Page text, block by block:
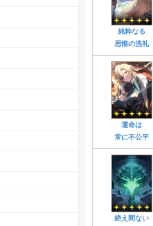
純粋なる
思惟の洗礼
運命は
常に不公平
絶え間ない